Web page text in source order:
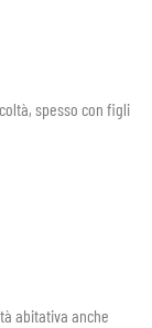
spesso con figli
abitativa anche